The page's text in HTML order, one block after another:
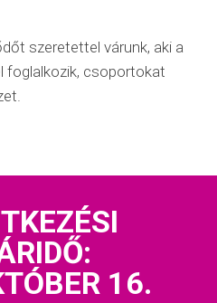
szeretettel várunk, aki a
foglalkozik, csoportokat
16.